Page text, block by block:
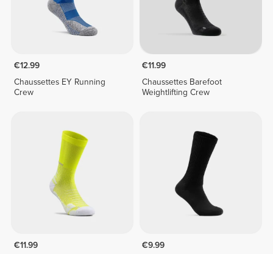
€12.99
Chaussettes EY Running
Crew
€11.99
Chaussettes Barefoot
Weightlifting Crew
€11.99
€9.99